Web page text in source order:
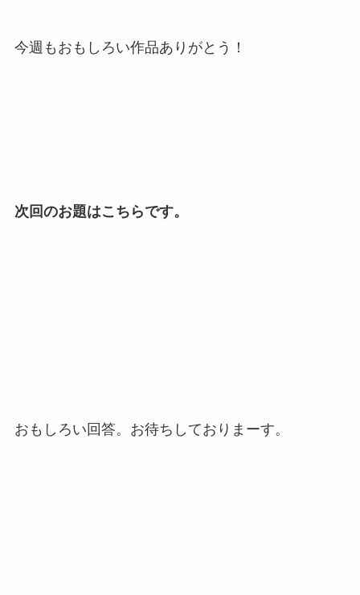
今週もおもしろい作品ありがとう！
次回のお題はこちらです。
おもしろい回答。お待ちしておりまーす。